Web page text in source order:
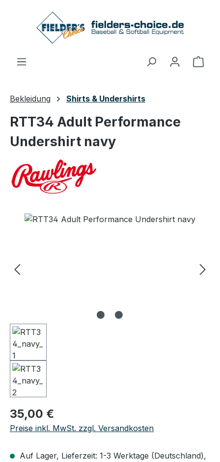
Zum Hauptinhalt springen
Bekleidung Shirts & Undershirts
RTT34 Adult Performance
Undershirt navy
Bildergalerie überspringen
Regulärer Preis:
35,00 €
Preise inkl. MwSt. zzgl. Versandkosten
Auf Lager, Lieferzeit: 1-3 Werktage (Deutschland),